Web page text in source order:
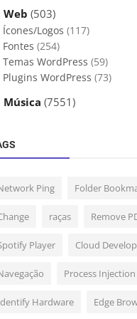
Web (503)
Ícones/Logos (117)
Fontes (254)
Temas WordPress (59)
Plugins WordPress (73)
Música (7551)
Ping Folder
raças Remove
Player Cloud
Process Injection
Hardware Edge